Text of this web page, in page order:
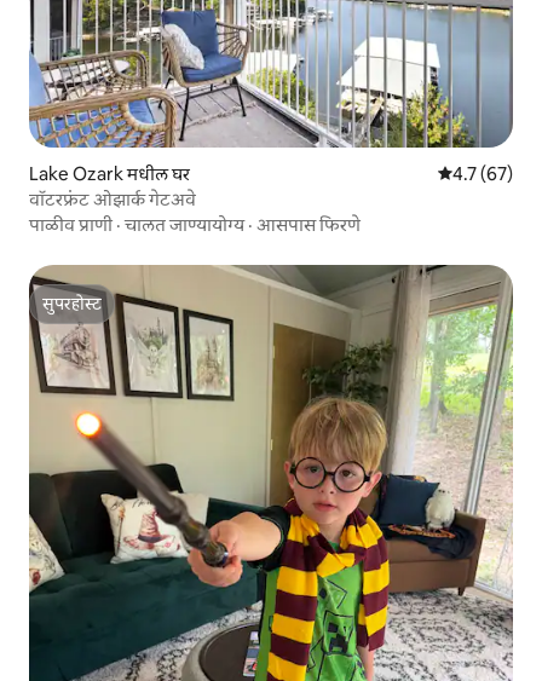
Lake Ozark मधील घर 5 पैकी 4.7
4.7 (67)
वॉटरफ्रंट ओझार्क गेटअवे
पाळीव प्राणी ·चालत जाण्यायोग्य· आसपास फिरणे
सुपरहोस्ट
सुपरहोस्ट